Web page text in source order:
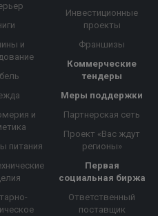
и
и
питания
Инвестиционные
проекты
Франшизы
Коммерческие
тендеры
Меры поддержки
Партнерская сеть
Проект «Вас ждут
регионы»
Первая
социальная биржа
Ответственный
поставщик